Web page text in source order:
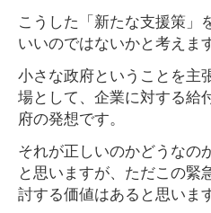
こうした「新たな支援策」
いいのではないかと考えま
小さな政府ということを主
場として、企業に対する給
府の発想です。
それが正しいのかどうなの
と思いますが、ただこの緊
討する価値はあると思いま